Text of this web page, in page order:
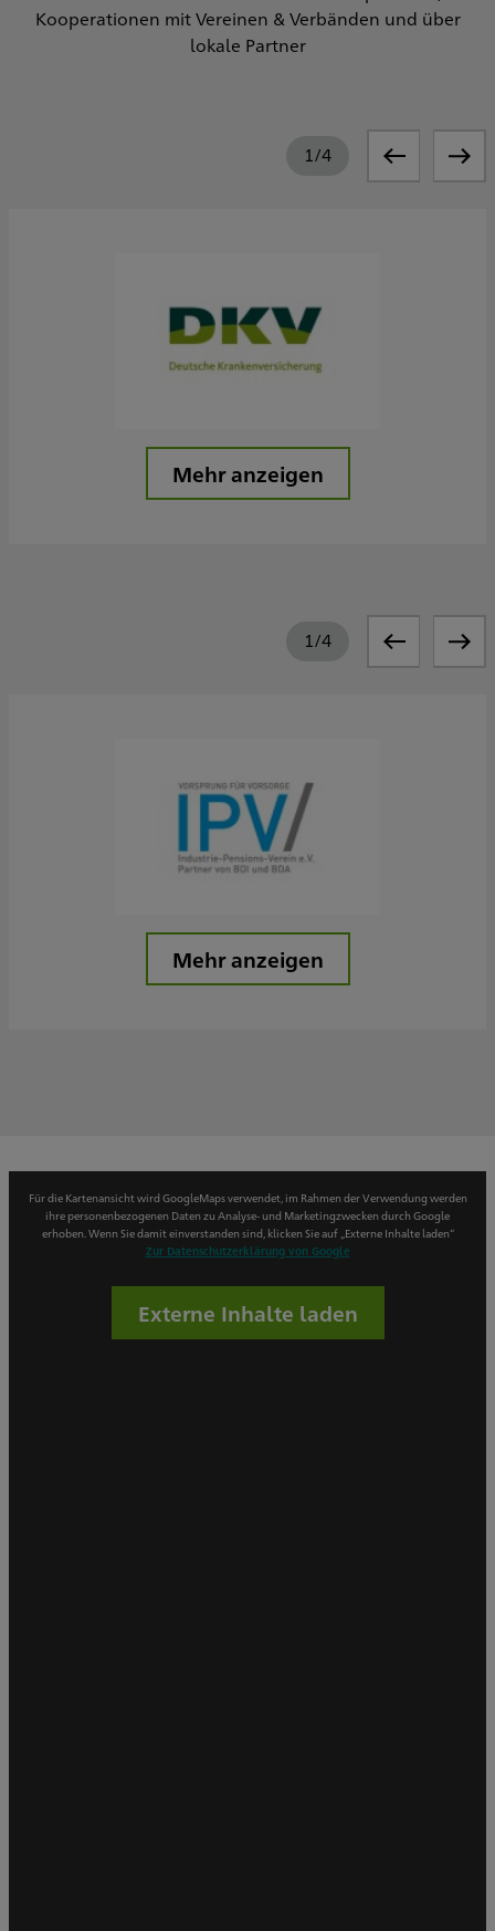
Kooperationen mit Vereinen & Verbänden und über
lokale Partner
1/4
Mehr anzeigen
1/4
Mehr anzeigen
Für die Kartenansicht wird GoogleMaps verwendet, im Rahmen der Verwendung werden
ihre personenbezogenen Daten zu Analyse- und Marketingzwecken durch Google
erhoben. Wenn Sie damit einverstanden sind, klicken Sie auf „Externe Inhalte laden“
Zur Datenschutzerklärung von Google
Externe Inhalte laden